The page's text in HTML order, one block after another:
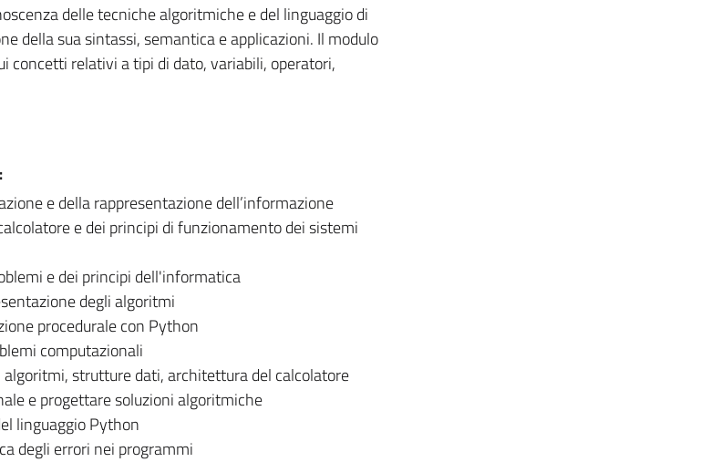
delle tecniche algoritmiche e del linguaggio di
della sua sintassi, semantica e applicazioni. Il modulo
concetti relativi a tipi di dato, variabili, operatori,
e della rappresentazione dell’informazione
e dei principi di funzionamento dei sistemi
e dei principi dell'informatica
degli algoritmi
procedurale con Python
computazionali
strutture dati, architettura del calcolatore
e progettare soluzioni algoritmiche
linguaggio Python
degli errori nei programmi